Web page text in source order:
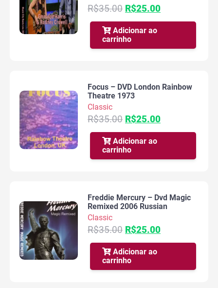
R$35.00 O
preço
original
era:
R$35.00.
R$25.00O
preço
R$25.00.
Adicionar ao
carrinho
Focus – DVD London Rainbow
Theatre 1973
Classic
R$35.00 O
preço
original
era:
R$35.00.
R$25.00O
preço
R$25.00.
Adicionar ao
carrinho
Freddie Mercury – Dvd Magic
Remixed 2006 Russian
Classic
R$35.00 O
preço
original
era:
R$35.00.
R$25.00O
preço
R$25.00.
Adicionar ao
carrinho